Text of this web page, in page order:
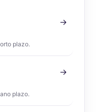
plazo.
→
plazo.
→